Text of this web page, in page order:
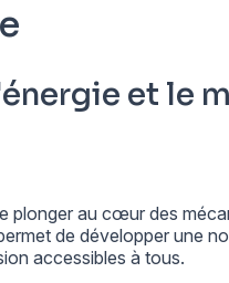
et le
au cœur des
de développer une
accessibles à tous.